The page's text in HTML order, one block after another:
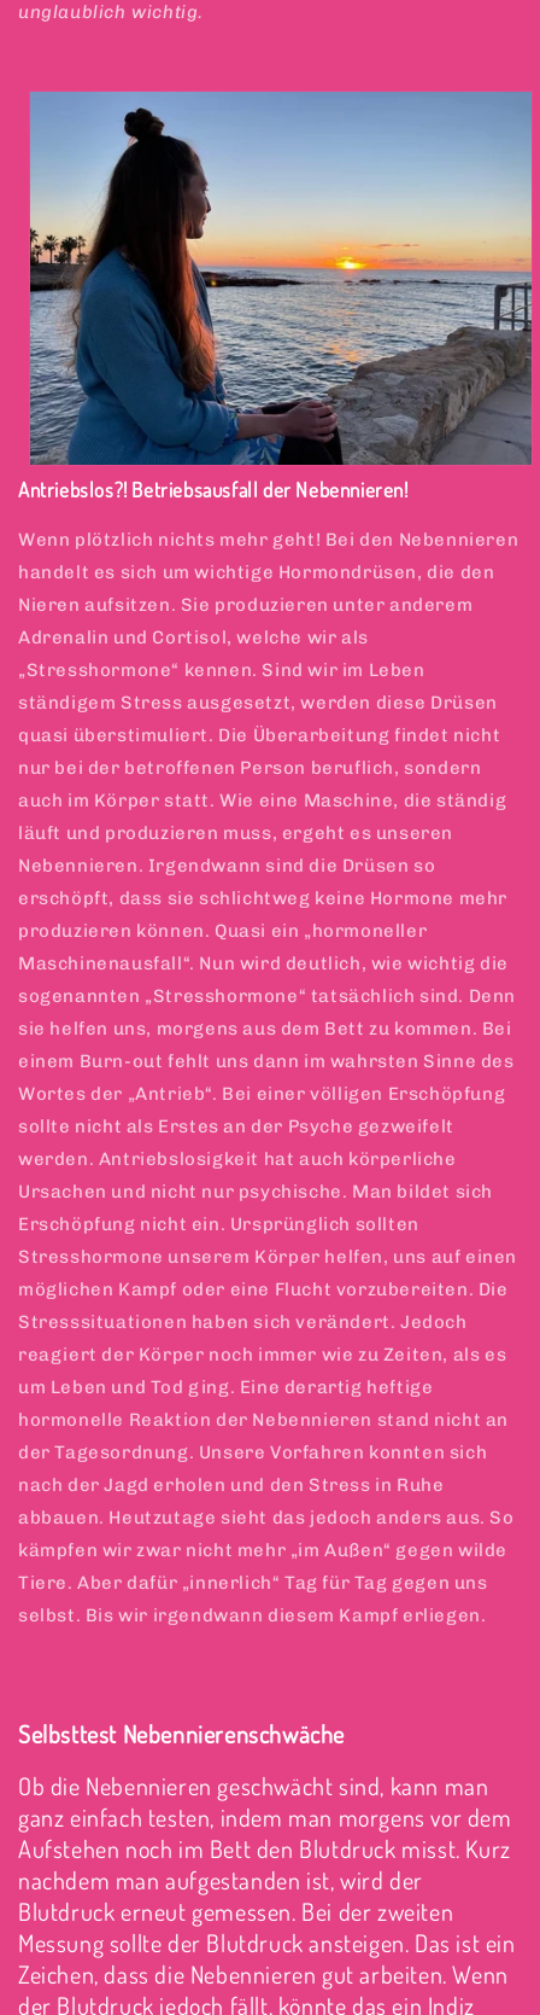
unglaublich wichtig.
Antriebslos?! Betriebsausfall der Nebennieren!
Wenn plötzlich nichts mehr geht! Bei den Nebennieren
handelt es sich um wichtige Hormondrüsen, die den
Nieren aufsitzen. Sie produzieren unter anderem
Adrenalin und Cortisol, welche wir als
„Stresshormone“ kennen. Sind wir im Leben
ständigem Stress ausgesetzt, werden diese Drüsen
quasi überstimuliert. Die Überarbeitung findet nicht
nur bei der betroffenen Person beruflich, sondern
auch im Körper statt. Wie eine Maschine, die ständig
läuft und produzieren muss, ergeht es unseren
Nebennieren. Irgendwann sind die Drüsen so
erschöpft, dass sie schlichtweg keine Hormone mehr
produzieren können. Quasi ein „hormoneller
Maschinenausfall“. Nun wird deutlich, wie wichtig die
sogenannten „Stresshormone“ tatsächlich sind. Denn
sie helfen uns, morgens aus dem Bett zu kommen. Bei
einem Burn-out fehlt uns dann im wahrsten Sinne des
Wortes der „Antrieb“. Bei einer völligen Erschöpfung
sollte nicht als Erstes an der Psyche gezweifelt
werden. Antriebslosigkeit hat auch körperliche
Ursachen und nicht nur psychische. Man bildet sich
Erschöpfung nicht ein. Ursprünglich sollten
Stresshormone unserem Körper helfen, uns auf einen
möglichen Kampf oder eine Flucht vorzubereiten. Die
Stresssituationen haben sich verändert. Jedoch
reagiert der Körper noch immer wie zu Zeiten, als es
um Leben und Tod ging. Eine derartig heftige
hormonelle Reaktion der Nebennieren stand nicht an
der Tagesordnung. Unsere Vorfahren konnten sich
nach der Jagd erholen und den Stress in Ruhe
abbauen. Heutzutage sieht das jedoch anders aus. So
kämpfen wir zwar nicht mehr „im Außen“ gegen wilde
Tiere. Aber dafür „innerlich“ Tag für Tag gegen uns
selbst. Bis wir irgendwann diesem Kampf erliegen.
Selbsttest Nebennierenschwäche
Ob die Nebennieren geschwächt sind, kann man
ganz einfach testen, indem man morgens vor dem
Aufstehen noch im Bett den Blutdruck misst. Kurz
nachdem man aufgestanden ist, wird der
Blutdruck erneut gemessen. Bei der zweiten
Messung sollte der Blutdruck ansteigen. Das ist ein
Zeichen, dass die Nebennieren gut arbeiten. Wenn
der Blutdruck jedoch fällt, könnte das ein Indiz